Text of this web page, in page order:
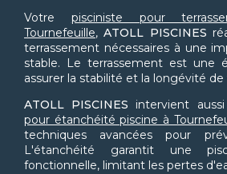
Votre pisciniste pour
Tournefeuille,ATOLL PISCINES
terrassement nécessaires à une
stable. Le terrassement est une
assurer la stabilité et la longévité
ATOLL PISCINES intervient
pour étanchéité piscine à
techniques avancées pour
L'étanchéité garantit une
fonctionnelle, limitant les pertes